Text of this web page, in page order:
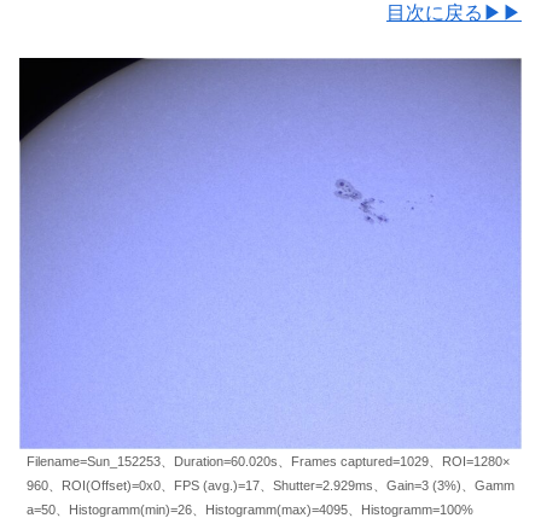
目次に戻る▶▶
Filename=Sun_152253、Duration=60.020s、Frames captured=1029、ROI=1280×
960、ROI(Offset)=0x0、FPS (avg.)=17、Shutter=2.929ms、Gain=3 (3%)、Gamm
a=50、Histogramm(min)=26、Histogramm(max)=4095、Histogramm=100%